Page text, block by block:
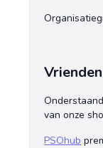
van onze
PSOhub